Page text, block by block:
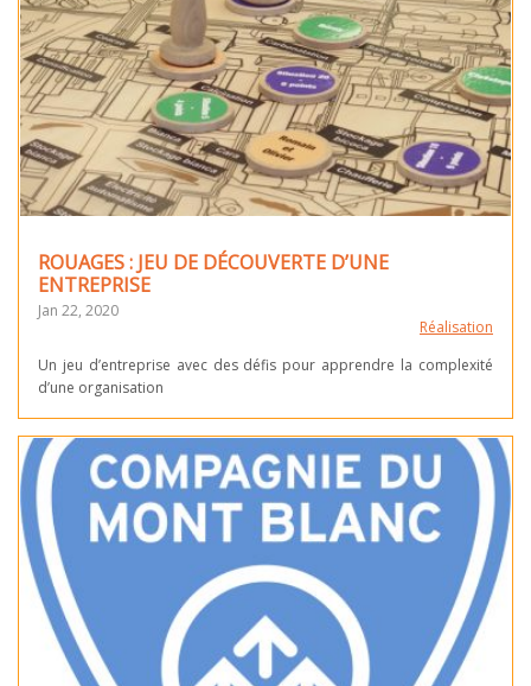
ROUAGES : JEU DE DÉCOUVERTE D’UNE
ENTREPRISE
Jan 22, 2020
Réalisation
Un jeu d’entreprise avec des défis pour apprendre la complexité
d’une organisation